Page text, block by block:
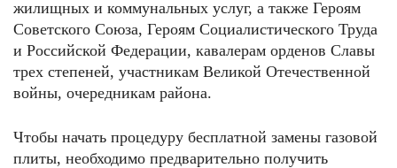
жилищных и коммунальных услуг, а также Героям
Советского Союза, Героям Социалистического Труда
и Российской Федерации, кавалерам орденов Славы
трех степеней, участникам Великой Отечественной
войны, очередникам района.
Чтобы начать процедуру бесплатной замены газовой
плиты, необходимо предварительно получить